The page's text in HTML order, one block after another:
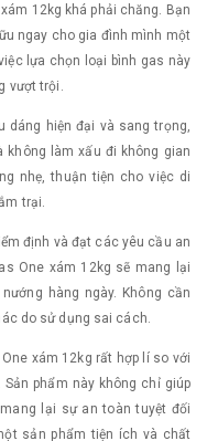
12kg khá phải chăng. Bạn
ngay cho gia đình mình một
lựa chọn loại bình gas này
vượt trội.
dáng hiện đại và sang trọng,
không làm xấu đi không gian
nhẹ, thuận tiện cho việc di
trại.
định và đạt các yêu cầu an
One xám 12kg sẽ mang lại
hàng ngày. Không cần
do sử dụng sai cách.
xám 12kg rất hợp lí so với
phẩm này không chỉ giúp
lại sự an toàn tuyệt đối
sản phẩm tiện ích và chất